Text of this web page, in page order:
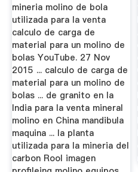
mineria molino de bola
utilizada para la venta
calculo de carga de
material para un molino de
bolas YouTube. 27 Nov
2015 ... calculo de carga de
material para un molino de
bolas ... de granito en la
India para la venta mineral
molino en China mandibula
maquina ... la planta
utilizada para la mineria del
carbon Rool imagen